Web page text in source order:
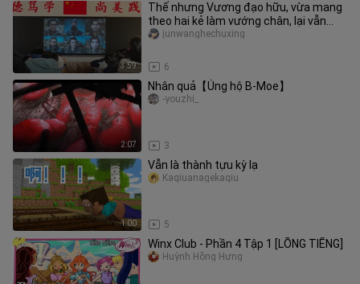
3:59
Thế nhưng Vương đạo hữu, vừa mang
theo hai kẻ làm vướng chân, lại vẫn
toàn thân vô hại mà trở về, mớ
6
junwanghechuxing
2:07
Nhân quả【Ủng hộ B-Moe】
3
-youzhi_
1:00
Vẫn là thành tựu kỳ lạ
5
Kaqiuanagekaqiu
Winx Club - Phần 4 Tập 1 [LỒNG TIẾNG]
Huỳnh Hồng Hưng